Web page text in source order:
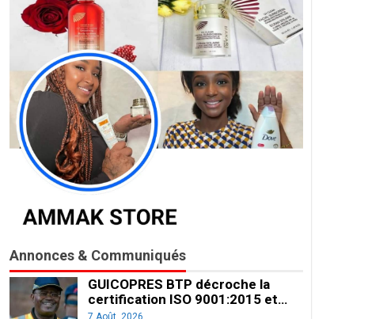
Annonces & Communiqués
GUICOPRES BTP décroche la
certification ISO 9001:2015 et…